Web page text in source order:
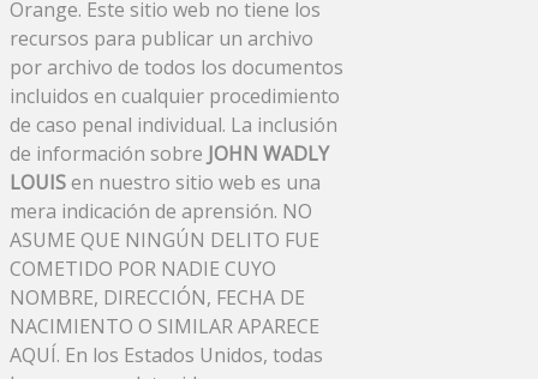
Orange. Este sitio web no tiene los
recursos para publicar un archivo
por archivo de todos los documentos
incluidos en cualquier procedimiento
de caso penal individual. La inclusión
de información sobre JOHN WADLY
LOUISen nuestro sitio web es una
mera indicación de aprensión. NO
ASUME QUE NINGÚN DELITO FUE
COMETIDO POR NADIE CUYO
NOMBRE, DIRECCIÓN, FECHA DE
NACIMIENTO O SIMILAR APARECE
AQUÍ. En los Estados Unidos, todas